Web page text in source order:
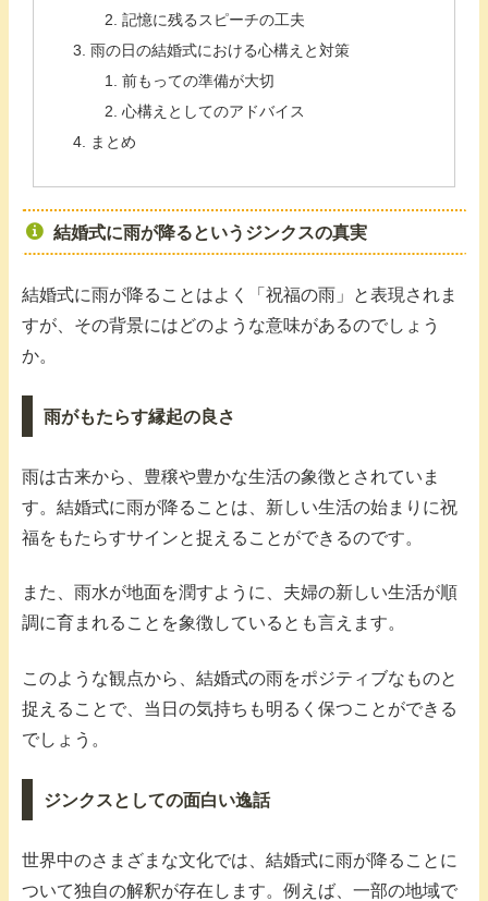
記憶に残るスピーチの工夫
雨の日の結婚式における心構えと対策
前もっての準備が大切
心構えとしてのアドバイス
まとめ
結婚式に雨が降るというジンクスの真実
結婚式に雨が降ることはよく「祝福の雨」と表現されま
すが、その背景にはどのような意味があるのでしょう
か。
雨がもたらす縁起の良さ
雨は古来から、豊穣や豊かな生活の象徴とされていま
す。結婚式に雨が降ることは、新しい生活の始まりに祝
福をもたらすサインと捉えることができるのです。
また、雨水が地面を潤すように、夫婦の新しい生活が順
調に育まれることを象徴しているとも言えます。
このような観点から、結婚式の雨をポジティブなものと
捉えることで、当日の気持ちも明るく保つことができる
でしょう。
ジンクスとしての面白い逸話
世界中のさまざまな文化では、結婚式に雨が降ることに
ついて独自の解釈が存在します。例えば、一部の地域で